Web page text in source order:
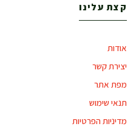
קצת עלינו
אודות
יצירת קשר
מפת אתר
תנאי שימוש
מדיניות הפרטיות